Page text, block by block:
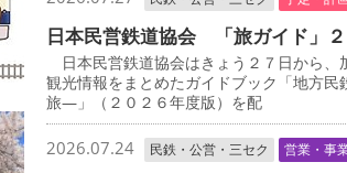
日本民営鉄道協会 「旅ガイド」
日本民営鉄道協会はきょう２７日から、
観光情報をまとめたガイドブック「地方
旅―」（２０２６年度版）を配
2026.07.24 民鉄・公営・三セク 営業・事